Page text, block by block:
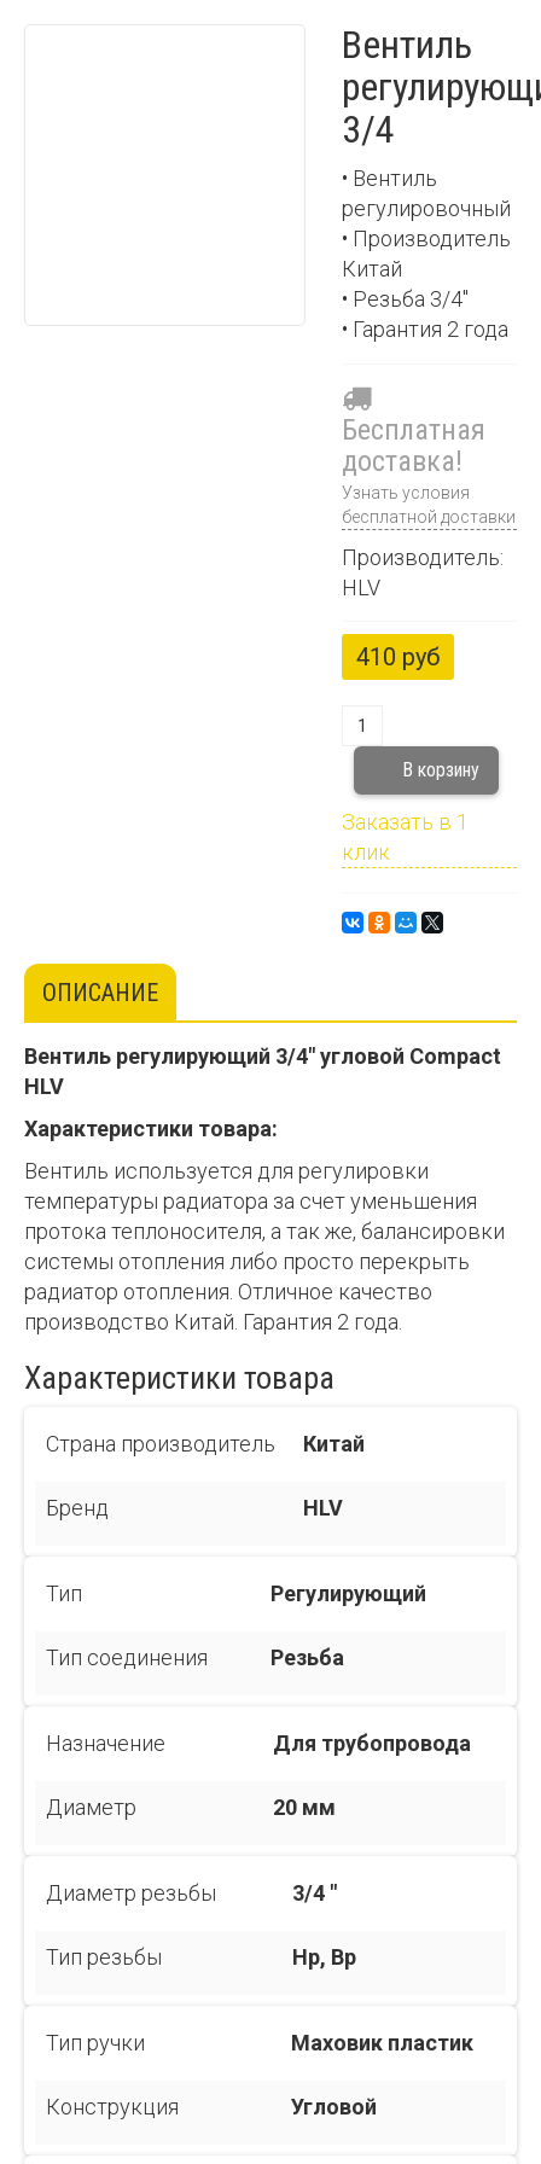
Вентиль
3/4
• Вентиль
регулировочный
• Производитель
Китай
• Резьба 3/4"
• Гарантия 2 года
Бесплатная
доставка!
Узнать условия
бесплатной доставки
Производитель:
HLV
410 руб
Заказать в 1
клик
ОПИСАНИЕ
Вентиль регулирующий 3/4" угловой Compact
HLV
Характеристики товара:
Вентиль используется для регулировки
температуры радиатора за счет уменьшения
протока теплоносителя, а так же, балансировки
системы отопления либо просто перекрыть
радиатор отопления. Отличное качество
производство Китай. Гарантия 2 года.
Характеристики товара
Страна производитель Китай
Бренд HLV
Тип Регулирующий
Тип соединения Резьба
Назначение Для трубопровода
Диаметр 20 мм
Диаметр резьбы 3/4 "
Тип резьбы Нр, Вр
Тип ручки Маховик пластик
Конструкция Угловой